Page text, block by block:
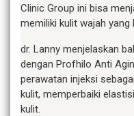
Clinic Group ini bisa
memiliki kulit wajah
dr. Lanny menjelaskan
dengan Profhilo Anti
perawatan injeksi
kulit, memperbaiki
kulit.